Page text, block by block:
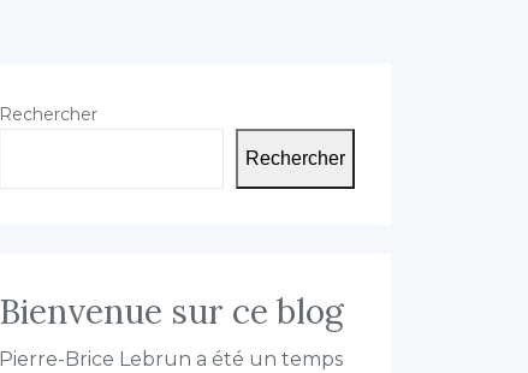
Rechercher
Rechercher
Bienvenue sur ce blog
Pierre-Brice Lebrun a été un temps